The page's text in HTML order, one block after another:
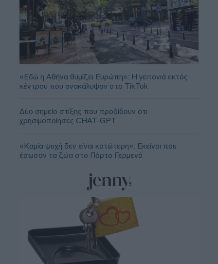
«Εδώ η Αθήνα θυμίζει Ευρώπη»: H γειτονιά εκτός
κέντρου που ανακάλυψαν στο TikTok
Δύο σημείο στίξης που προδίδουν ότι
χρησιμοποίησες CHAT-GPT
«Καμία ψυχή δεν είναι κατώτερη»: Εκείνοι που
έσωσαν τα ζώα στο Πόρτο Γερμενό